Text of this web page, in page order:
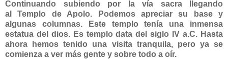
Continuando subiendo por la vía sacra llegando
al Templo de Apolo. Podemos apreciar su base y
algunas columnas. Este templo tenía una inmensa
estatua del dios. Es templo data del siglo IV a.C. Hasta
ahora hemos tenido una visita tranquila, pero ya se
comienza a ver más gente y sobre todo a oír.